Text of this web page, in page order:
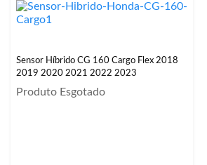
Sensor Híbrido CG 160 Cargo Flex 2018
2019 2020 2021 2022 2023
Produto Esgotado